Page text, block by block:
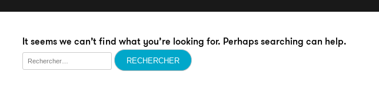
It seems we can’t find what you’re looking for. Perhaps searching can help.
Rechercher :